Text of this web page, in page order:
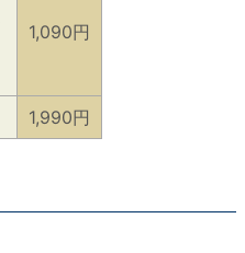
1,090円
1,990円